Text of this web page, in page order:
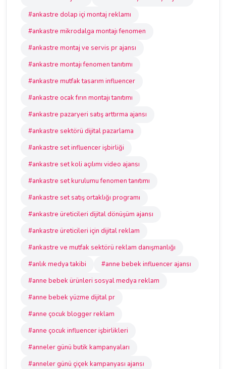
#ankastre dolap içi montaj reklamı
#ankastre mikrodalga montajı fenomen
#ankastre montaj ve servis pr ajansı
#ankastre montajı fenomen tanıtımı
#ankastre mutfak tasarım influencer
#ankastre ocak fırın montajı tanıtımı
#ankastre pazaryeri satış arttırma ajansı
#ankastre sektörü dijital pazarlama
#ankastre set influencer işbirliği
#ankastre set koli açılımı video ajansı
#ankastre set kurulumu fenomen tanıtımı
#ankastre set satış ortaklığı programı
#ankastre üreticileri dijital dönüşüm ajansı
#ankastre üreticileri için dijital reklam
#ankastre ve mutfak sektörü reklam danışmanlığı
#anlık medya takibi
#anne bebek influencer ajansı
#anne bebek ürünleri sosyal medya reklam
#anne bebek yüzme dijital pr
#anne çocuk blogger reklam
#anne çocuk influencer işbirlikleri
#anneler günü butik kampanyaları
#anneler günü çiçek kampanyası ajansı